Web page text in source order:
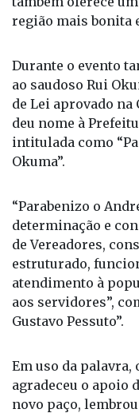
região mais bonita
Durante o evento
ao saudoso Rui
de Lei aprovado na
deu nome à
intitulada como
Okuma”.
“Parabenizo o
determinação e
de Vereadores,
estruturado,
atendimento à
aos servidores”,
Gustavo Pessuto”.
Em uso da palavra,
agradeceu o apoio
novo paço,